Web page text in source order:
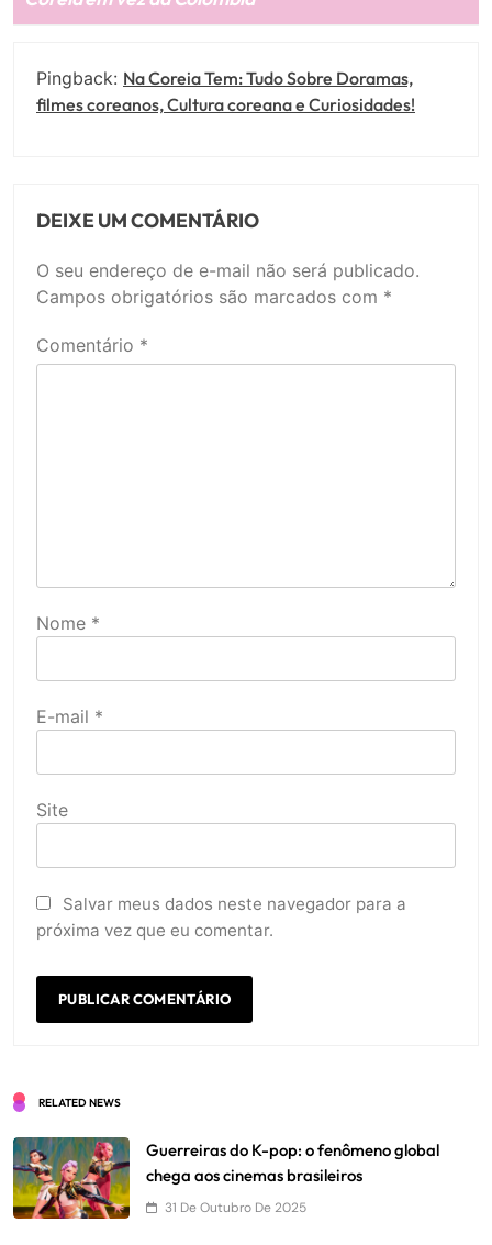
Pingback: Na Coreia Tem: Tudo Sobre Doramas,
filmes coreanos, Cultura coreana e Curiosidades!
DEIXE UM COMENTÁRIO
O seu endereço de e-mail não será publicado.
Campos obrigatórios são marcados com *
Comentário *
Nome *
E-mail *
Site
Salvar meus dados neste navegador para a
próxima vez que eu comentar.
RELATED NEWS
Guerreiras do K-pop: o fenômeno global
chega aos cinemas brasileiros
31 De Outubro De 2025